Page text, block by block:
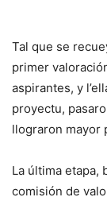
Tal que se
primer
aspirantes, y
proyectu,
llograron mayor
La última etapa,
comisión de